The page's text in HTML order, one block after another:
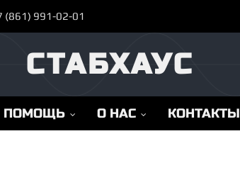
(861) 991-02-01
СТАБХАУС
ПОМОЩЬ О НАС КОНТАКТЫ